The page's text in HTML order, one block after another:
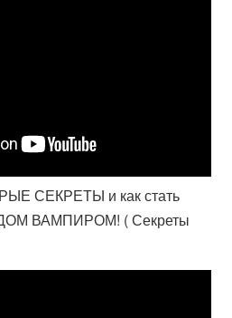
СЕКРЕТЫ и как стать
ВАМПИРОМ! ( Секреты